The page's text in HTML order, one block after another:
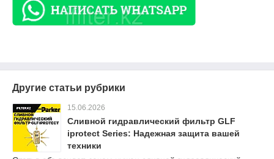
Другие статьи рубрики
15.06.2026
Сливной гидравлический фильтр GLF
iprotect Series: Надежная защита вашей
техники